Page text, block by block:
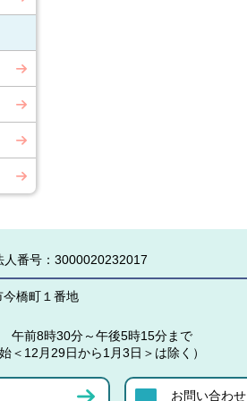
人番号：3000020232017
橋町１番地
午前8時30分～午後5時15分まで
＜12月29日から1月3日＞は除く）
お問い合わせ